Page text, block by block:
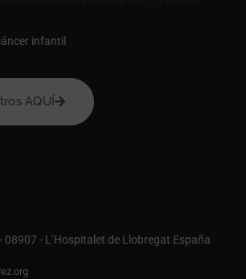
infantil
AQUÍ
08907 - L’Hospitalet de Llobregat España